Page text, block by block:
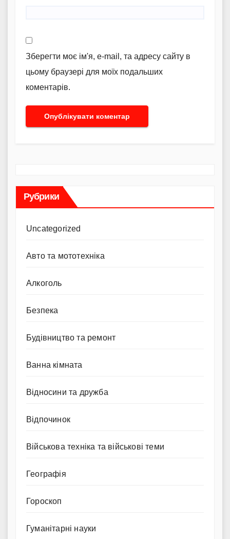
Зберегти моє ім'я, e-mail, та адресу сайту в
цьому браузері для моїх подальших
коментарів.
Рубрики
Uncategorized
Авто та мототехніка
Алкоголь
Безпека
Будівництво та ремонт
Ванна кімната
Відносини та дружба
Відпочинок
Військова техніка та військові теми
Географія
Гороскоп
Гуманітарні науки